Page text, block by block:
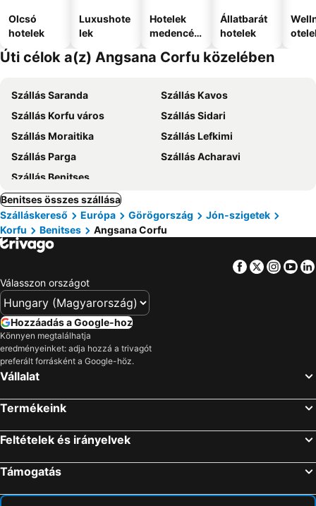
Olcsó
hotelek
Luxushote
lek
Hotelek
medencév
Állatbarát
hotelek
Úti célok a(z) Angsana Corfu közelében
Szállás Saranda
Szállás Kavos
Szállás Korfu város
Szállás Sidari
Szállás Moraitika
Szállás Lefkimi
Szállás Parga
Szállás Acharavi
Szállás Benitses
Benitses összes szállása
Szálláskereső
Európa Görögország
Jón-szigetek
Korfu
Benitses Angsana Corfu
Facebook
Twitter
Válasszon országot
Hozzáadás a Google-hoz
Könnyen megtalálhatja
eredményeinket: adja hozzá a trivagót
preferált forrásként a Google-höz.
Vállalat
Termékeink
Feltételek és irányelvek
Támogatás